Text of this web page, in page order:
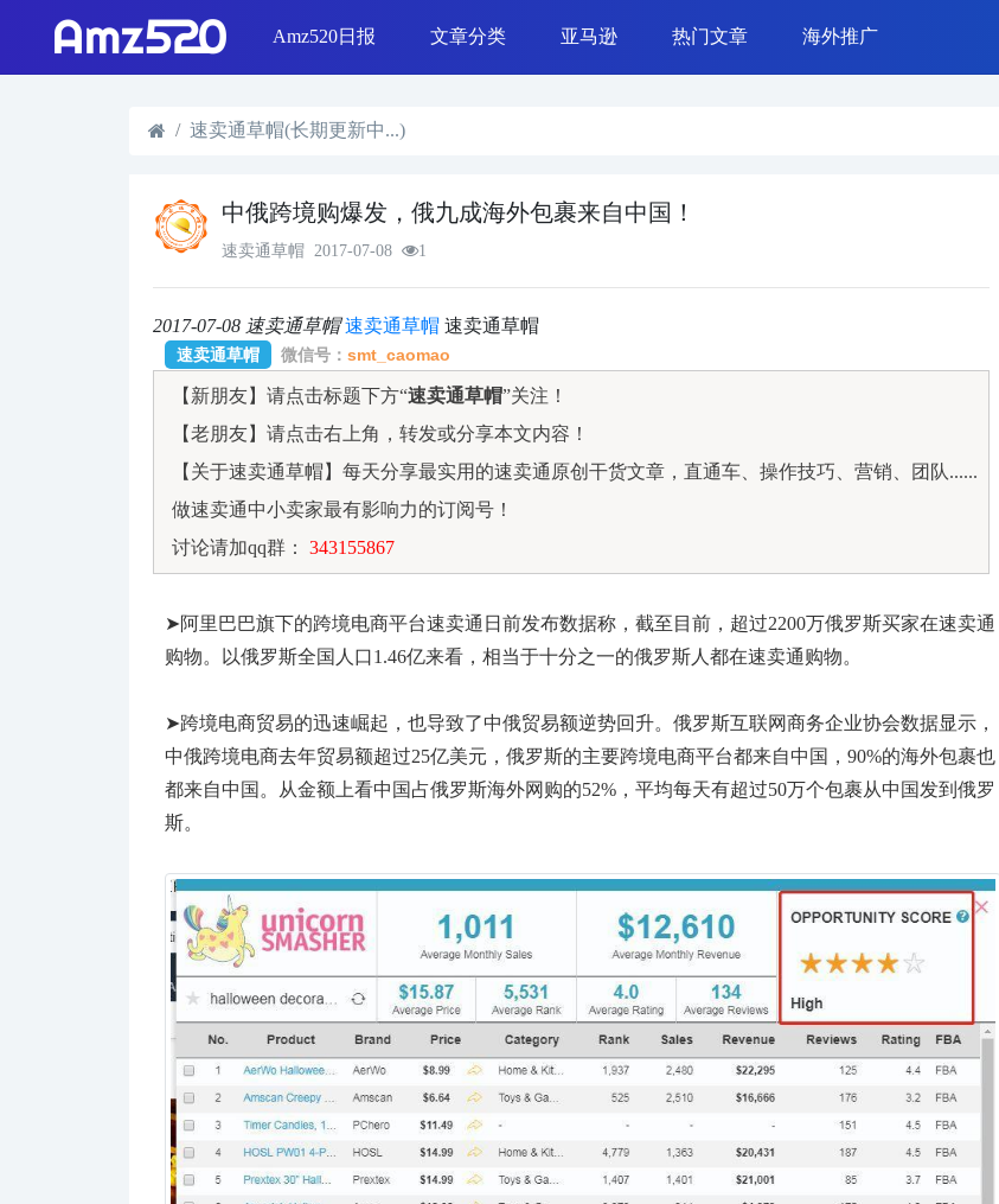
Amz520日报 文章分类 亚马逊 热门文章 海外推广
速卖通草帽(长期更新中...)
中俄跨境购爆发，俄九成海外包裹来自中国！
速卖通草帽 2017-07-08 1
2017-07-08 速卖通草帽 速卖通草帽 速卖通草帽
速卖通草帽 微信号： smt_caomao
【新朋友】请点击标题下方“速卖通草帽”关注！
【老朋友】请点击右上角，转发或分享本文内容！
【关于速卖通草帽】每天分享最实用的速卖通原创干货文章，直通车、操作技巧、营销、团队......
做速卖通中小卖家最有影响力的订阅号！
讨论请加qq群：
343155867
➤阿里巴巴旗下的跨境电商平台速卖通日前发布数据称，截至目前，超过2200万俄罗斯买家在速卖通
购物。以俄罗斯全国人口1.46亿来看，相当于十分之一的俄罗斯人都在速卖通购物。
➤跨境电商贸易的迅速崛起，也导致了中俄贸易额逆势回升。俄罗斯互联网商务企业协会数据显示，
中俄跨境电商去年贸易额超过25亿美元，俄罗斯的主要跨境电商平台都来自中国，90%的海外包裹也
都来自中国。从金额上看中国占俄罗斯海外网购的52%，平均每天有超过50万个包裹从中国发到俄罗
斯。